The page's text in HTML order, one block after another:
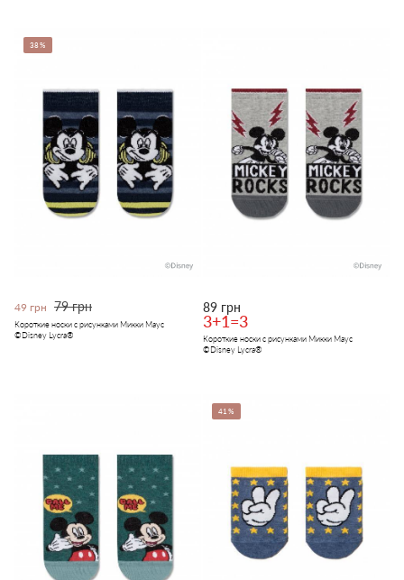
38%
49 грн 79 грн
Короткие носки с рисунками Микки Маус
©Disney Lycra®
89 грн
3+1=3
Короткие носки с рисунками Микки Маус
©Disney Lycra®
41%